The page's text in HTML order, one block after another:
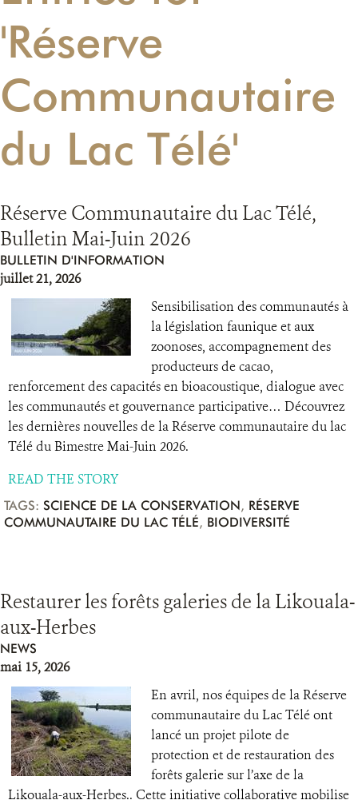
'Réserve
Communautaire
du Lac Télé'
Réserve Communautaire du Lac Télé,
Bulletin Mai-Juin 2026
BULLETIN D'INFORMATION
juillet 21, 2026
Sensibilisation des communautés à
la législation faunique et aux
zoonoses, accompagnement des
producteurs de cacao,
renforcement des capacités en bioacoustique, dialogue avec
les communautés et gouvernance participative… Découvrez
les dernières nouvelles de la Réserve communautaire du lac
Télé du Bimestre Mai-Juin 2026.
READ THE STORY
TAGS: SCIENCE DE LA CONSERVATION, RÉSERVE
COMMUNAUTAIRE DU LAC TÉLÉ, BIODIVERSITÉ
Restaurer les forêts galeries de la Likouala-
aux-Herbes
NEWS
mai 15, 2026
En avril, nos équipes de la Réserve
communautaire du Lac Télé ont
lancé un projet pilote de
protection et de restauration des
forêts galerie sur l’axe de la
Likouala-aux-Herbes.. Cette initiative collaborative mobilise